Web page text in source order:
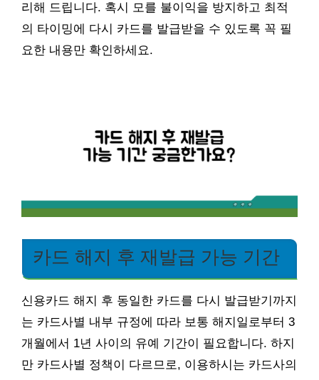
리해 드립니다. 혹시 모를 불이익을 방지하고 최적
의 타이밍에 다시 카드를 발급받을 수 있도록 꼭 필
요한 내용만 확인하세요.
카드 해지 후 재발급 가능 기간
신용카드 해지 후 동일한 카드를 다시 발급받기까지
는 카드사별 내부 규정에 따라 보통 해지일로부터 3
개월에서 1년 사이의 유예 기간이 필요합니다. 하지
만 카드사별 정책이 다르므로, 이용하시는 카드사의